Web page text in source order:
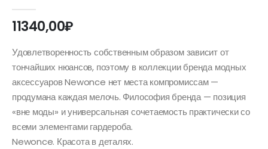
11340,00₽
Удовлетворенность собственным образом зависит от
тончайших нюансов, поэтому в коллекции бренда модных
аксессуаров Newonce нет места компромиссам —
продумана каждая мелочь. Философия бренда — позиция
«вне моды» и универсальная сочетаемость практически со
всеми элементами гардероба.
Newonce. Красота в деталях.